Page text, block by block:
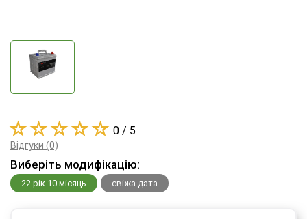
0 / 5
Відгуки (0)
Виберіть модифікацію:
22 рік 10 місяць свіжа дата